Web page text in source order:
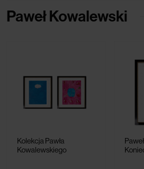
Paweł Kowalewski
Kolekcja Pawła
Kowalewskiego